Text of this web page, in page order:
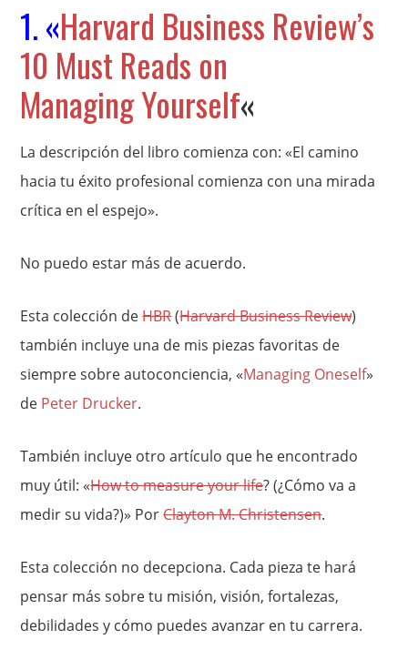
1. «Harvard Business Review’s
10 Must Reads on
Managing Yourself«
La descripción del libro comienza con: «El camino
hacia tu éxito profesional comienza con una mirada
crítica en el espejo».
No puedo estar más de acuerdo.
Esta colección deHBR(Harvard Business Review)
también incluye una de mis piezas favoritas de
siempre sobre autoconciencia, «Managing Oneself»
de Peter Drucker.
También incluye otro artículo que he encontrado
muy útil: «How to measure your life? (¿Cómo va a
medir su vida?)» PorClayton M. Christensen.
Esta colección no decepciona. Cada pieza te hará
pensar más sobre tu misión, visión, fortalezas,
debilidades y cómo puedes avanzar en tu carrera.